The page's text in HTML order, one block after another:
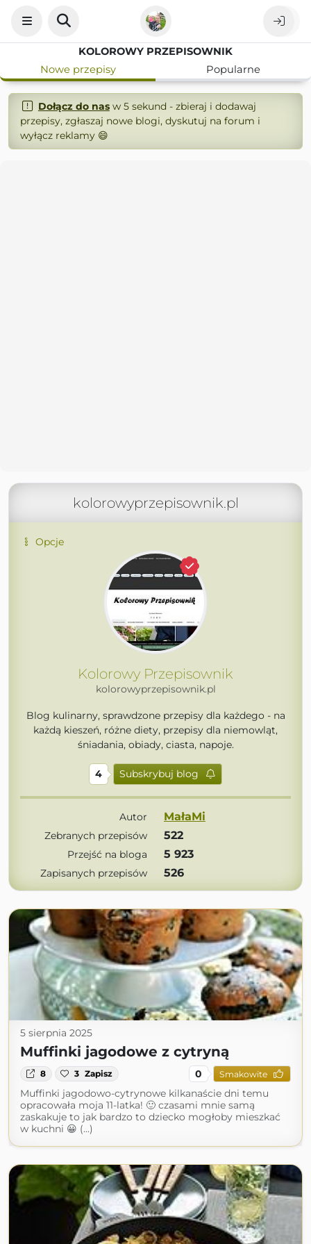
KOLOROWY PRZEPISOWNIK
Nowe przepisy
Popularne
Dołącz do nasw 5 sekund - zbieraj i dodawaj
przepisy, zgłaszaj nowe blogi, dyskutuj na forum i
wyłącz reklamy 😄
kolorowyprzepisownik.pl
Opcje
Kolorowy Przepisownik
kolorowyprzepisownik.pl
Blog kulinarny, sprawdzone przepisy dla każdego - na
każdą kieszeń, różne diety, przepisy dla niemowląt,
śniadania, obiady, ciasta, napoje.
4 Subskrybuj blog
Autor MałaMi
Zebranych przepisów 522
Przejść na bloga 5 923
Zapisanych przepisów 526
5 sierpnia 2025
Muffinki jagodowe z cytryną
8 3 Zapisz 0 Smakowite
Muffinki jagodowo-cytrynowe kilkanaście dni temu
opracowała moja 11-latka! 🙂 czasami mnie samą
zaskakuje to jak bardzo to dziecko mogłoby mieszkać
w kuchni 😀 (...)